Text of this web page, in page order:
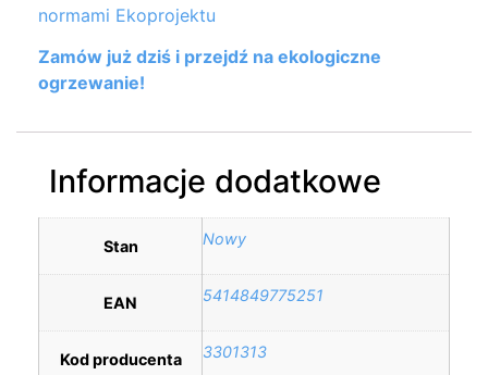
normami Ekoprojektu
Zamów już dziś i przejdź na ekologiczne
ogrzewanie!
Informacje dodatkowe
Stan Nowy
EAN 5414849775251
Kod producenta 3301313